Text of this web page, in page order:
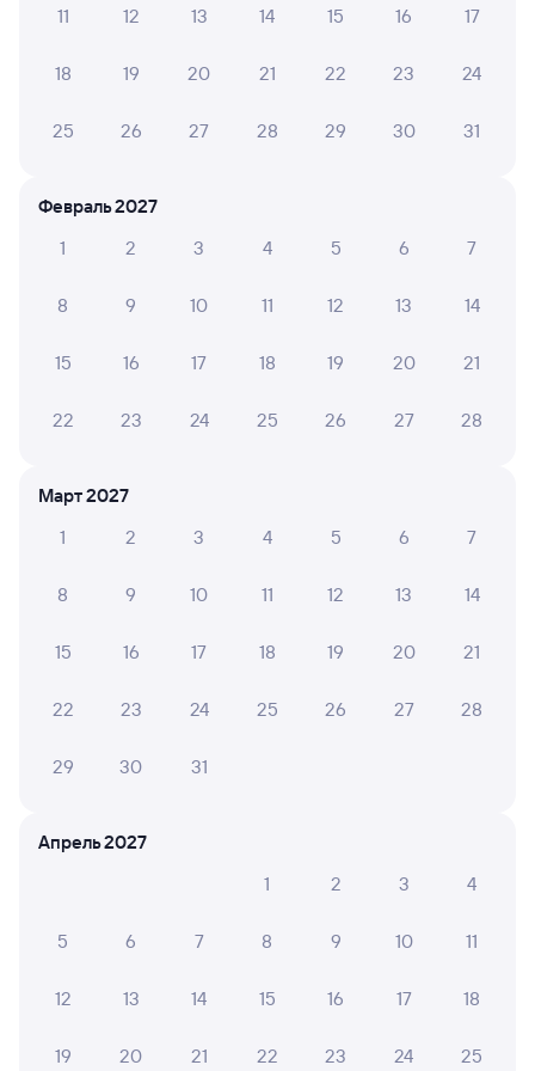
Купить жд билеты в Брянск
Мы используем cookies для более удобной работы
11 12 13 14 15 16 17
18 19 20 21 22 23 24
25 26 27 28 29 30 31
Февраль 2027
1
2 3 4 5 6 7
8 9 10 11 12 13 14
15 16 17 18 19 20 21
22 23 24 25 26 27 28
Март 2027
1
2 3 4 5 6 7
8 9 10 11 12 13 14
15 16 17 18 19 20 21
22 23 24 25 26 27 28
29 30 31
Апрель 2027
1
2 3 4
5 6 7 8 9 10 11
12 13 14 15 16 17 18
19 20 21 22 23 24 25